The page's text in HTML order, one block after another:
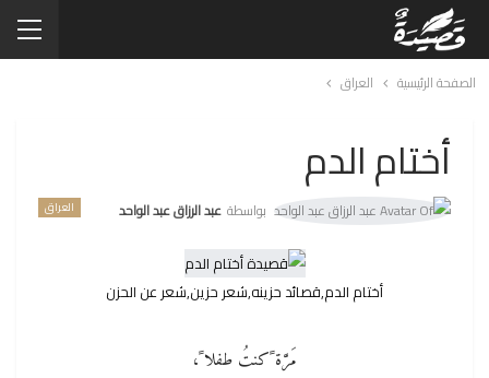
الصفحة الرئيسية العراق
أختام الدم
العراق بواسطة عبد الرزاق عبد الواحد
أختام الدم,قصائد حزينه,شعر حزين,شعر عن الحزن
مَرَّة ًكنتُ طفلا ً،